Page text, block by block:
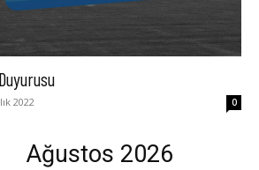
2022 0
Ağustos 2026